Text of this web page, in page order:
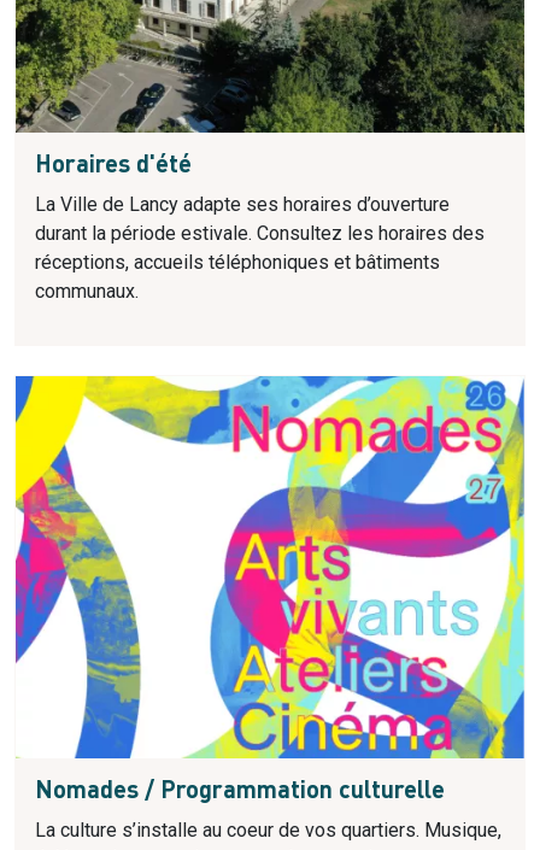
Horaires d'été
La Ville de Lancy adapte ses horaires d’ouverture
durant la période estivale. Consultez les horaires des
réceptions, accueils téléphoniques et bâtiments
communaux.
Nomades / Programmation culturelle
La culture s’installe au coeur de vos quartiers. Musique,